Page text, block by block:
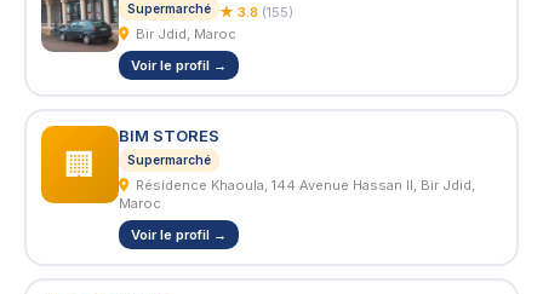
Supermarché ★ 3.8 (155)
Bir Jdid, Maroc
Voir le profil →
🏢
BIM STORES
Supermarché
Maroc
Voir le profil →